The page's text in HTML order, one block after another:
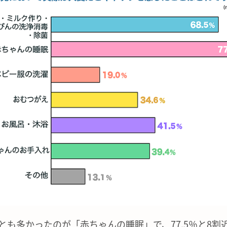
も多かったのが「赤ちゃんの睡眠」で、77.5％と8割